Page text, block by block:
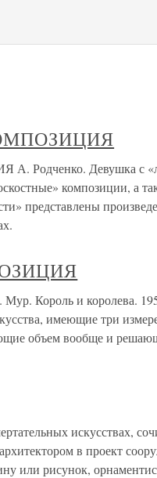
Девушка с
композиции, а
представлены
и королева.
имеющие три
объем вообще и
искусствах,
в проект
или рисунок,